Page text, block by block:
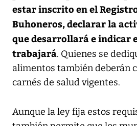
estar inscrito en el
Buhoneros, declarar la
que desarrollará e indicar
trabajará. Quienes se
alimentos también deberán
carnés de salud vigentes.
Aunque la ley fija estos